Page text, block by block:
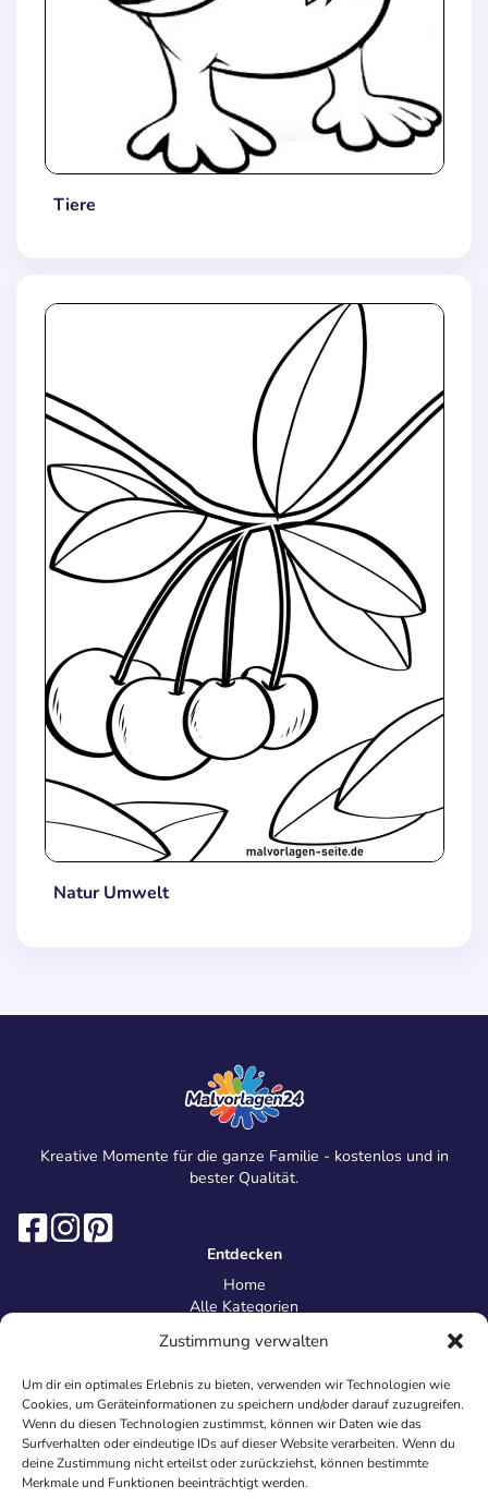
Zustimmung verwalten
Um dir ein optimales Erlebnis zu bieten, verwenden wir Technologien wie
Cookies, um Geräteinformationen zu speichern und/oder darauf zuzugreifen.
Wenn du diesen Technologien zustimmst, können wir Daten wie das
Surfverhalten oder eindeutige IDs auf dieser Website verarbeiten. Wenn du
deine Zustimmung nicht erteilst oder zurückziehst, können bestimmte
Merkmale und Funktionen beeinträchtigt werden.
Tiere
Natur Umwelt
Kreative Momente für die ganze Familie - kostenlos und in
bester Qualität.
Entdecken
Home
Alle Kategorien
Information
Über uns
Kontakt
Inhaltsrichtlinien
Recht & Datenschutz
Impressum